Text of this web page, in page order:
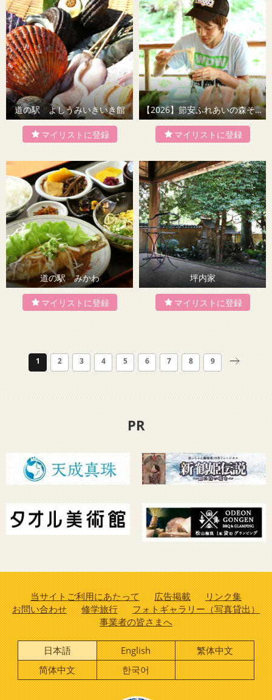
道の駅 よしうみいきいき館 【2026】節安ふれあいの森そうめん流し
道の駅 みかわ 坪内家
1 2 3 4 5 6 7 8 9
PR
当サイトご利用にあたって 広告掲載
リンク集
お問い合わせ
修学旅行
フォトギャラリー（写真貸出）
事業者の皆さまへ
日本語 English
繁体中文
简体中文
한국어